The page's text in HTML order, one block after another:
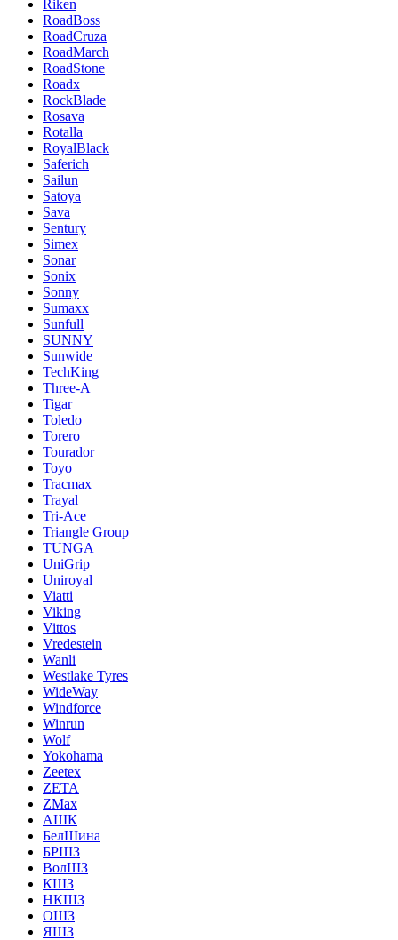
Riken
RoadBoss
RoadCruza
RoadMarch
RoadStone
Roadx
RockBlade
Rosava
Rotalla
RoyalBlack
Saferich
Sailun
Satoya
Sava
Sentury
Simex
Sonar
Sonix
Sonny
Sumaxx
Sunfull
SUNNY
Sunwide
TechKing
Three-A
Tigar
Toledo
Torero
Tourador
Toyo
Tracmax
Trayal
Tri-Ace
Triangle Group
TUNGA
UniGrip
Uniroyal
Viatti
Viking
Vittos
Vredestein
Wanli
Westlake Tyres
WideWay
Windforce
Winrun
Wolf
Yokohama
Zeetex
ZETA
ZMax
АШК
БелШина
БРШЗ
ВолШЗ
КШЗ
НКШЗ
ОШЗ
ЯШЗ